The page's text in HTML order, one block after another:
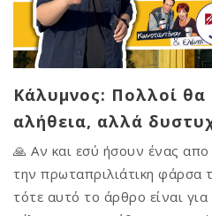
Κάλυμνος: Πολλοί θα
αλήθεια, αλλά
🙏 Αν και εσύ ήσουν ένας
την πρωταπριλιάτικη φάρσα
τότε αυτό το άρθρο είναι